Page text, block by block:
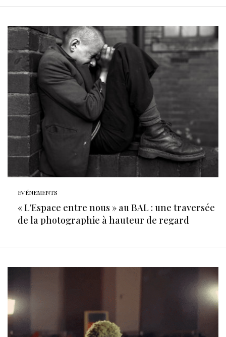
EVÉNEMENTS
« L’Espace entre nous » au BAL : une traversée
de la photographie à hauteur de regard